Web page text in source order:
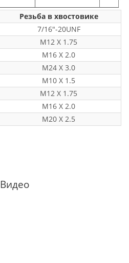
Резьба в хвостовике
7/16"-20UNF
M12 X 1.75
M16 X 2.0
M24 X 3.0
M10 X 1.5
M12 X 1.75
M16 X 2.0
M20 X 2.5
Видео